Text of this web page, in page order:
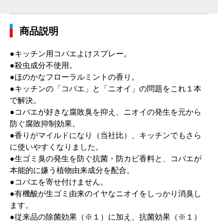
商品説明
●キッチン用コバエよけスプレー。
●殺虫成分不使用。
●ほのかなフローラルミントの香り。
●キッチンの「コバエ」と「ニオイ」の問題をこれ１本
で解決。
●コバエが好きな腐敗臭を抑え、ニオイの発生を元から
防ぐ腐敗抑制効果。
●香りがマイルドになり（当社比）、キッチンでもさら
に使いやすくなりました。
●生ゴミ臭の発生を防ぐ抗菌・防カビ香料と、コバエが
本能的に嫌う植物由来成分を配合。
●コバエを寄せ付けません。
●有機酸が生ゴミ由来のイヤなニオイをしっかり消臭し
ます。
●従来品の除菌効果（※１）に加え、抗菌効果（※１）